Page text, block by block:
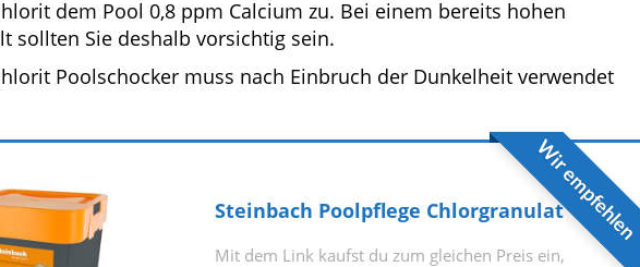
dem Pool 0,8 ppm Calcium zu. Bei einem bereits hohen
sollten Sie deshalb vorsichtig sein.
Poolschocker muss nach Einbruch der Dunkelheit verwendet
Wir empfehlen
Steinbach Poolpflege Chlorgranulat
Mit dem Link kaufst du zum gleichen Preis ein,